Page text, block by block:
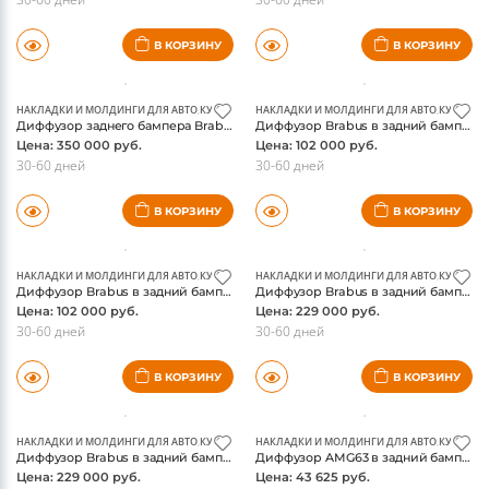
В КОРЗИНУ В КОРЗИНУ
НАКЛАДКИ И МОЛДИНГИ ДЛЯ АВТОКУЗОВНЫЕ ДЕТАЛИ И ОБВЕС,НАСАДКИ И ВЫХЛОП ДЛЯ
Диффузор заднего бампера Brabus для Mercedes W222 S-Class, оригинал
Цена: 350 000 руб.
30-60 дней
В КОРЗИНУ
НАКЛАДКИ И МОЛДИНГИ ДЛЯ АВТО
Диффузор Brabus в задний бампер Mercedes R231 SL-class, для а/м без AMG обвеса, оригинал
Цена: 102 000 руб.
30-60 дней
В КОРЗИНУ
НАКЛАДКИ И МОЛДИНГИ ДЛЯ АВТОКУЗОВНЫЕ ДЕТАЛИ И ОБВЕС,НАСАДКИ И ВЫХЛОП ДЛЯ
Диффузор Brabus в задний бампер Mercedes R231 SL-class, для а/м c AMG обвесом, оригинал
Цена: 102 000 руб.
30-60 дней
В КОРЗИНУ
НАКЛАДКИ И МОЛДИНГИ ДЛЯ АВТО
Диффузор Brabus в задний бампер Mercedes R231 SL63 AMG, глянцевый карбон, оригинал
Цена: 229 000 руб.
30-60 дней
В КОРЗИНУ
НАКЛАДКИ И МОЛДИНГИ ДЛЯ АВТОКУЗОВНЫЕ ДЕТАЛИ И ОБВЕС,НАСАДКИ И ВЫХЛОП ДЛЯ
Диффузор Brabus в задний бампер Mercedes R231 SL63 AMG, матовый карбон, оригинал
Цена: 229 000 руб.
НАКЛАДКИ И МОЛДИНГИ ДЛЯ АВТО
Диффузор AMG63 в задний бампер Мерседес W222 S-class 2013-, без центрального фонаря, оригинал
Цена: 43 625 руб.